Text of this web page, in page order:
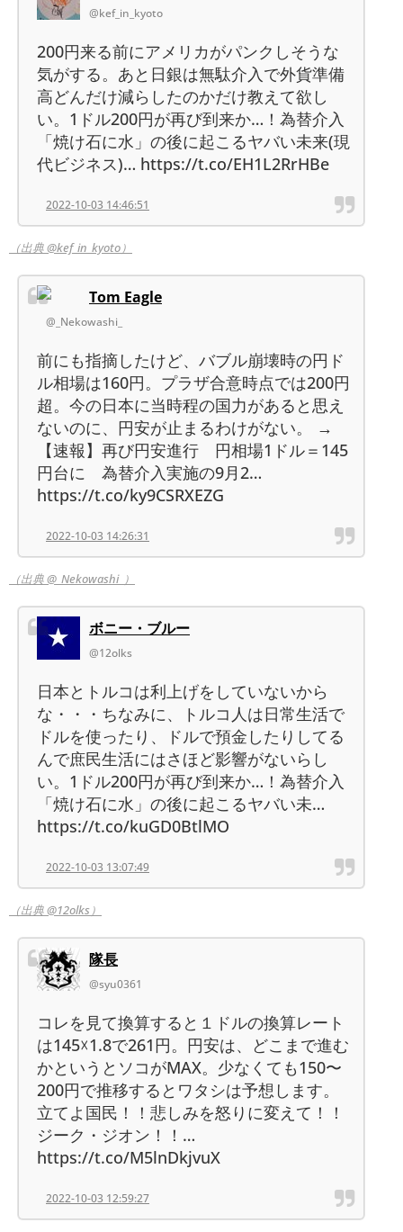
@kef_in_kyoto
200円来る前にアメリカがパンクしそうな
気がする。あと日銀は無駄介入で外貨準備
高どんだけ減らしたのかだけ教えて欲し
い。1ドル200円が再び到来か…！為替介入
「焼け石に水」の後に起こるヤバい未来(現
代ビジネス)… https://t.co/EH1L2RrHBe
2022-10-03 14:46:51
（出典 @kef_in_kyoto）
Tom Eagle
@_Nekowashi_
前にも指摘したけど、バブル崩壊時の円ド
ル相場は160円。プラザ合意時点では200円
超。今の日本に当時程の国力があると思え
ないのに、円安が止まるわけがない。 →
【速報】再び円安進行 円相場1ドル＝145
円台に 為替介入実施の9月2…
https://t.co/ky9CSRXEZG
2022-10-03 14:26:31
（出典 @_Nekowashi_）
ボニー・ブルー
@12olks
日本とトルコは利上げをしていないから
な・・・ちなみに、トルコ人は日常生活で
ドルを使ったり、ドルで預金したりしてる
んで庶民生活にはさほど影響がないらし
い。1ドル200円が再び到来か…！為替介入
「焼け石に水」の後に起こるヤバい未…
https://t.co/kuGD0BtlMO
2022-10-03 13:07:49
（出典 @12olks）
隊長
@syu0361
コレを見て換算すると１ドルの換算レート
は145☓1.8で261円。円安は、どこまで進む
かというとソコがMAX。少なくても150〜
200円で推移するとワタシは予想します。
立てよ国民！！悲しみを怒りに変えて！！
ジーク・ジオン！！…
https://t.co/M5lnDkjvuX
2022-10-03 12:59:27